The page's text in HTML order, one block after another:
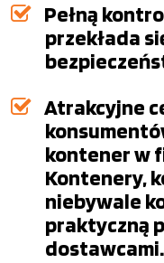
Pełną
przekłada
Atrakcyjne
kontener w
Kontenery,
niebywale
praktyczną
dostawcami.